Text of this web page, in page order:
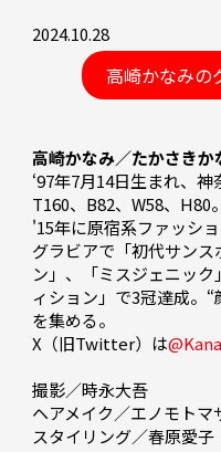
2024.10.28
高崎かなみの
高崎かなみ／たかさきか
‘97年7月14日生まれ、神
T160、B82、W58、H80。
'15年に原宿系ファッシ
グラビアで「初代サンス
ン」、「ミスジェニッ
ィション」で3冠達成。
を集める。
X（旧Twitter）は
撮影／時永大吾
ヘアメイク／エノモトマ
スタイリング／春原愛子